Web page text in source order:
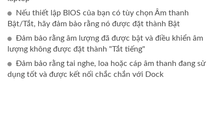
Nếu thiết lập BIOS của bạn có tùy chọn Âm thanh
Bật/Tắt, hãy đảm bảo rằng nó được đặt thành Bật
Đảm bảo rằng âm lượng đã được bật và điều khiển âm
lượng không được đặt thành "Tắt tiếng"
Đảm bảo rằng tai nghe, loa hoặc cáp âm thanh đang sử
dụng tốt và được kết nối chắc chắn với Dock